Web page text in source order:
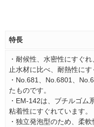
特長
・耐候性、水密性にすぐ
止水材に比べ、耐熱性にす
・No.681、No.6801、
たものです。
・EM-142は、ブチルゴム
粘着性にすぐれています。
・独立発泡型のため、柔